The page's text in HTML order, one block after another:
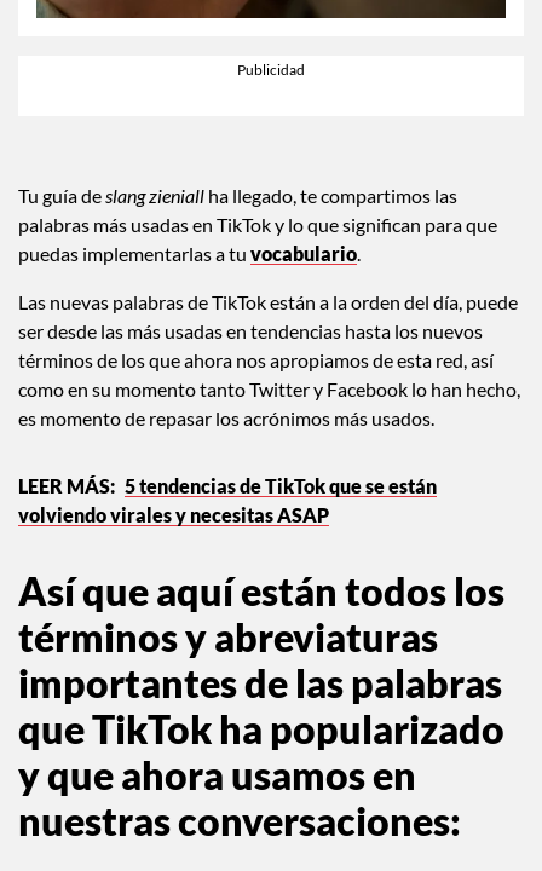
Tu guía deslang zieniall ha llegado, te compartimos las
palabras más usadas en TikTok y lo que significan para que
puedas implementarlas a tu vocabulario.
Las nuevas palabras de TikTok están a la orden del día, puede
ser desde las más usadas en tendencias hasta los nuevos
términos de los que ahora nos apropiamos de esta red, así
como en su momento tanto Twitter y Facebook lo han hecho,
es momento de repasar los acrónimos más usados.
5 tendencias de TikTok que se están
volviendo virales y necesitas ASAP
Así que aquí están todos los
términos y abreviaturas
importantes de las palabras
que TikTok ha popularizado
y que ahora usamos en
nuestras conversaciones: